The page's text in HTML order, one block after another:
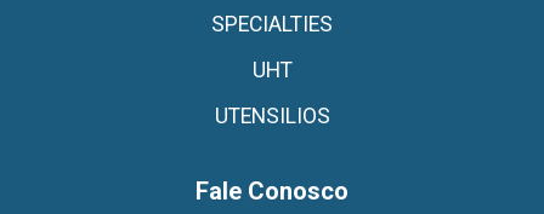
SPECIALTIES
UHT
UTENSILIOS
Fale Conosco